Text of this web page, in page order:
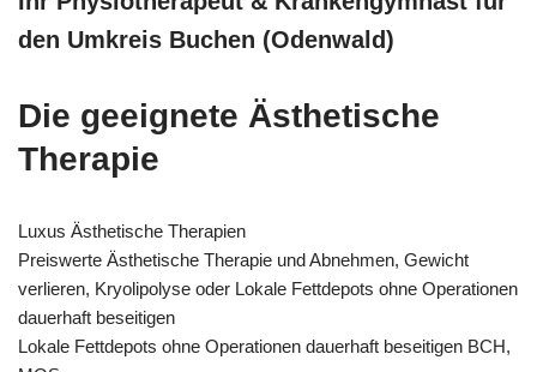
den Umkreis Buchen (Odenwald)
Die geeignete Ästhetische
Therapie
Luxus Ästhetische Therapien
Preiswerte Ästhetische Therapie und Abnehmen, Gewicht
verlieren, Kryolipolyse oder Lokale Fettdepots ohne Operationen
dauerhaft beseitigen
Lokale Fettdepots ohne Operationen dauerhaft beseitigen BCH,